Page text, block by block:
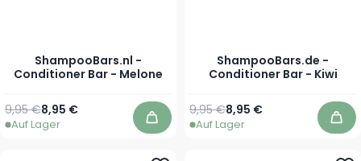
ShampooBars.nl -
Conditioner Bar - Melone
Sonderpreis
8,95 €
Regulärer Preis
9,95 €
Auf Lager In den Warenkorb
ShampooBars.de -
Conditioner Bar - Kiwi
Sonderpreis
8,95 €
Regulärer Preis
9,95 €
Auf Lager In